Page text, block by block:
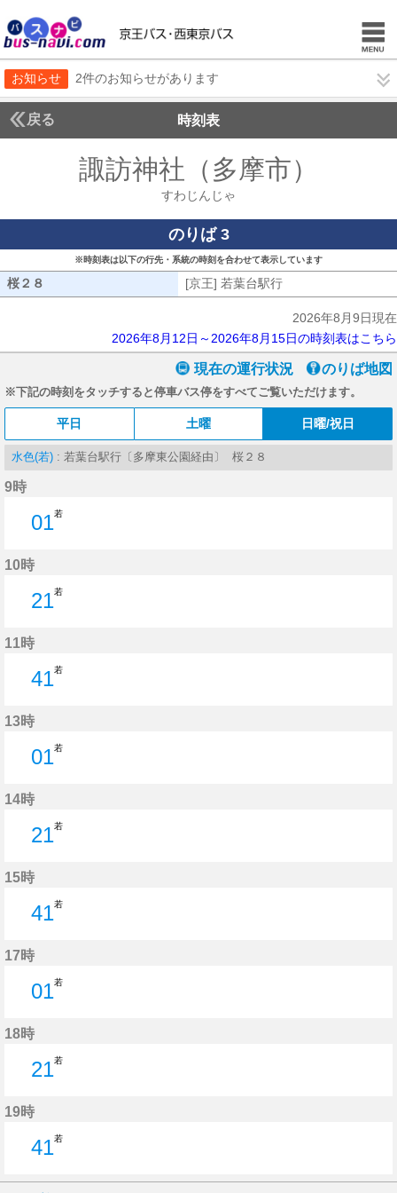
お知らせ 2件のお知らせがあります
戻る 時刻表
諏訪神社（多摩市）
すわじんじゃ
のりば 3
※時刻表は以下の行先・系統の時刻を合わせて表示しています
桜２８ [京王] 若葉台駅行
2026年8月9日現在
2026年8月12日～2026年8月15日の時刻表はこちら
現在の運行状況 のりば地図
※下記の時刻をタッチすると停車バス停をすべてご覧いただけます。
平日 土曜 日曜/祝日
水色(若) : 若葉台駅行〔多摩東公園経由〕 桜２８
9時
01若
10時
21若
11時
41若
13時
01若
14時
21若
15時
41若
17時
01若
18時
21若
19時
41若